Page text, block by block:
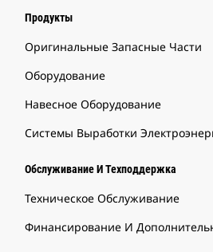
Продукты
Оригинальные Запасные Части
Оборудование
Навесное Оборудование
Системы Выработки
Обслуживание И Техподдержка
Техническое Обслуживание
Финансирование И